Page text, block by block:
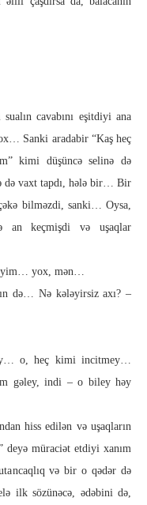
cavabını eşitdiyi ana
Sanki aradabir “Kaş heç
kimi düşüncə selinə də
də vaxt tapdı, hələ bir… Bir
bilməzdi, sanki… Oysa,
an keçmişdi və uşaqlar
yox, mən…
də… Nə kələyirsiz axı? –
o, heç kimi incitmey…
gəley, indi – o biley həy
hiss edilən və uşaqların
deyə müraciət etdiyi xanım
və bir o qədər də
ilk sözünəcə, ədəbini də,